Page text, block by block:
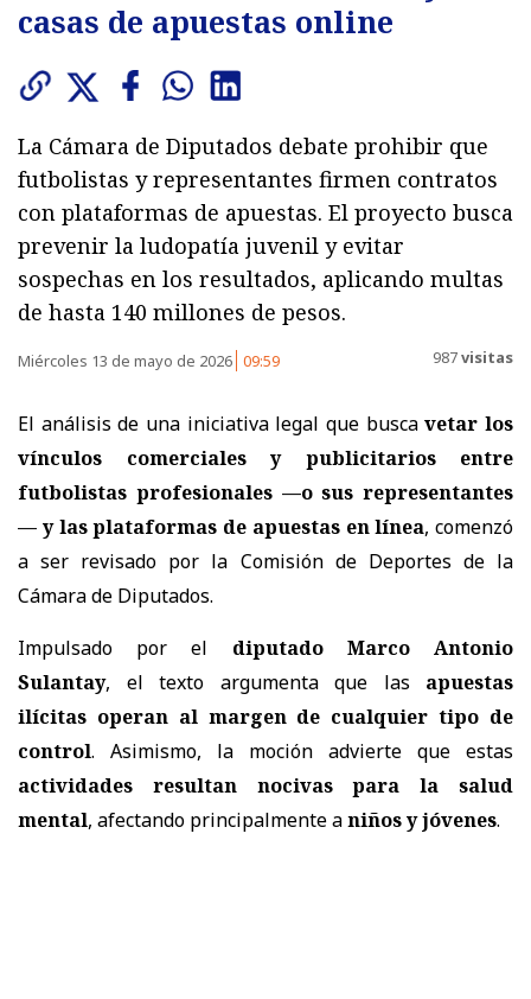
casas de apuestas online
La Cámara de Diputados debate prohibir que
futbolistas y representantes firmen contratos
con plataformas de apuestas. El proyecto busca
prevenir la ludopatía juvenil y evitar
sospechas en los resultados, aplicando multas
de hasta 140 millones de pesos.
Miércoles 13 de mayo de 2026 09:59 987visitas
El análisis de una iniciativa legal que buscavetar los
vínculos comerciales y publicitarios entre
futbolistas profesionales —o sus representantes
— y las plataformas de apuestas en línea, comenzó
a ser revisado por la Comisión de Deportes de la
Cámara de Diputados.
Impulsado por el diputado Marco Antonio
Sulantay, el texto argumenta que las apuestas
ilícitas operan al margen de cualquier tipo de
control. Asimismo, la moción advierte que estas
actividades resultan nocivas para la salud
mental, afectando principalmente aniños y jóvenes.